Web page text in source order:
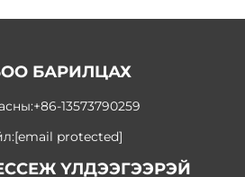
БАРИЛЦАХ
+86-13573790259
[email protected]
ҮЛДЭЭГЭЭРЭЙ